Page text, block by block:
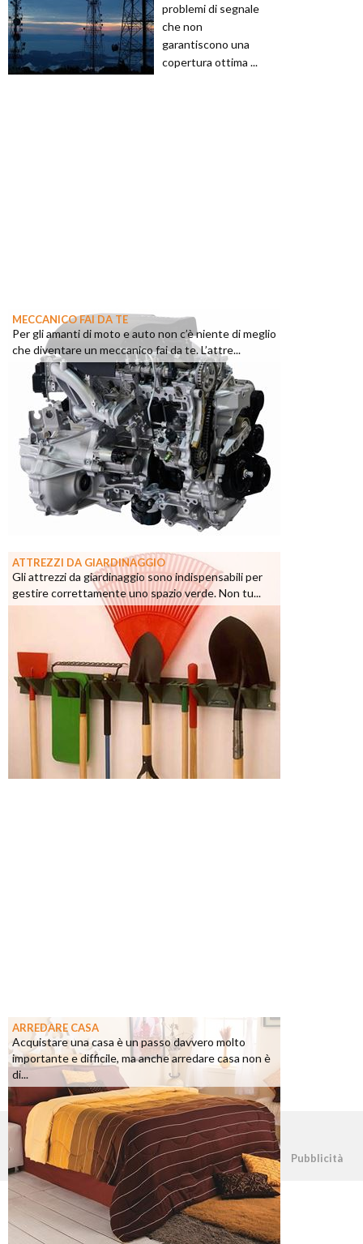
problemi di segnale
che non
garantiscono una
copertura ottima ...
MECCANICO FAI DA TE
Per gli amanti di moto e auto non c’è niente di meglio
che diventare un meccanico fai da te. L’attre...
ATTREZZI DA GIARDINAGGIO
Gli attrezzi da giardinaggio sono indispensabili per
gestire correttamente uno spazio verde. Non tu...
ARREDARE CASA
Acquistare una casa è un passo davvero molto
importante e difficile, ma anche arredare casa non è
di...
©2026 - casapratica.net - p.iva 03338800984 Pubblicità